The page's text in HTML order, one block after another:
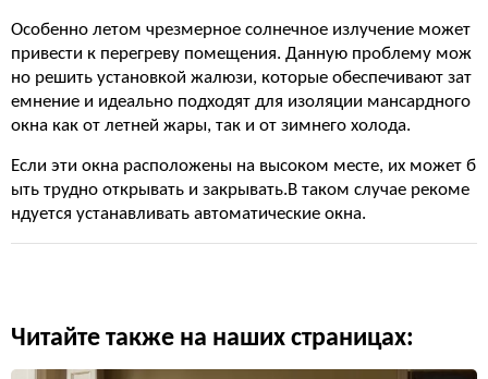
Особенно летом чрезмерное солнечное излучение может
привести к перегреву помещения. Данную проблему мож
но решить установкой жалюзи, которые обеспечивают зат
емнение и идеально подходят для изоляции мансардного
окна как от летней жары, так и от зимнего холода.
Если эти окна расположены на высоком месте, их может б
ыть трудно открывать и закрывать.В таком случае рекоме
ндуется устанавливать автоматические окна.
Читайте также на наших страницах: